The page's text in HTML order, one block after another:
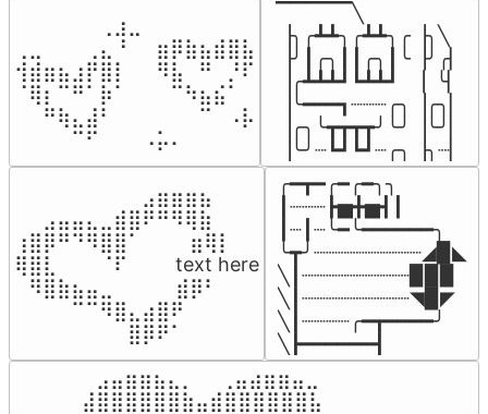
⠀⠀⠀⠀⠀⠀⢀⣰⣀⠀⠀⠀⠀⠀⠀⠀⠀
⢀⣀⠀⠀⠀⢀⣄⠘⠀⠀⣶⡿⣷⣦⣾⣿⣧
⢺⣾⣶⣦⣰⡟⣿⡇⠀⠀⠻⣧⠀⠛⠀⡘⠏
⠈⢿⡆⠉⠛⠁⡷⠁⠀⠀⠀⠉⠳⣦⣮⠁⠀
⠀⠀⠛⢷⣄⣼⠃⠀⠀⠀⠀⠀⠀⠉⠀⠠⡧
⠀⠀⠀⠀⠉⠋⠀⠀⠀⠠⡥⠄⠀⠀⠀⠀⠀
▔▔▔▔▔╲
▕╮╭┻┻╮╭┻┻╮╭▕╮╲
▕╯┃╭╮┃┃╭╮┃╰▕╯╭▏
▕╭┻┻┻┛┗┻┻┛  ▕  ╰▏
▕╰━━━┓┈┈┈╭╮▕╭╮▏
▕╭╮╰┳┳┳┳╯╰╯▕╰╯▏
▕╰╯┈┗┛┗┛┈╭╮▕╮┈▏
⠀⠀⠀⠀⠀⠀⠀⠀⠀⣠⣶⣶⣶⣦⠀⠀
⠀⠀⣠⣤⣤⣄⣀⣾⣿⠟⠛⠻⢿⣷⠀
⢰⣿⡿⠛⠙⠻⣿⣿⠁⠀⠀ ⠀⣶⢿⡇
⢿⣿⣇⠀⠀⠀⠈⠏⠀⠀⠀ text here
⠀⠻⣿⣷⣦⣤⣀⠀⠀⠀ ⠀⣾⡿⠃⠀
⠀⠀⠀⠀⠉⠉⠻⣿⣄⣴⣿⠟⠀⠀⠀
⠀⠀⠀⠀⠀⠀⠀⠀⣿⡿⠟⠁⠀⠀⠀
╭━┳━╭━╭━╮╮
┃┈┈┈┣▅╋▅┫┃
┃┈┃┈╰━╰━━━━━━╮
╰┳╯┈┈┈┈┈┈┈┈┈◢▉◣
╲┃┈┈┈┈┈┈┈┈┈▉▉▉
╲┃┈┈┈┈┈┈┈┈┈◥▉◤
╲┃┈┈┈┈╭━┳━━━━╯
╲┣━━━━━━┫﻿
⠀⣠⣤⣶⣶⣦⣄⡀  ⠀⢀⣤⣴⣶⣶⣤⣀⠀
⣼⣿⣿⣿⣿⣿⣿⣷⣤⣾⣿⣿⣿⣿⣿⣿⣧